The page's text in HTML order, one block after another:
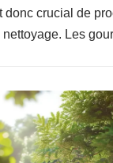
donc crucial de
Les